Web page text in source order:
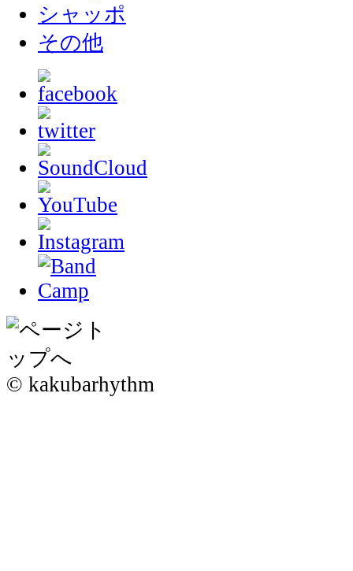
シャッポ
その他
© kakubarhythm